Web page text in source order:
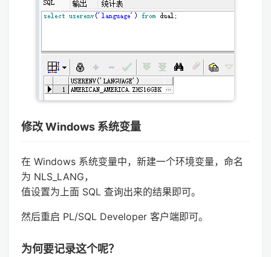
修改 Windows 系统变量
在 Windows 系统变量中，新建一个环境变量，命名
为 NLS_LANG，
值设置为上面 SQL 查询出来的结果即可。
然后重启 PL/SQL Developer 客户端即可。
为何要记录这个呢？